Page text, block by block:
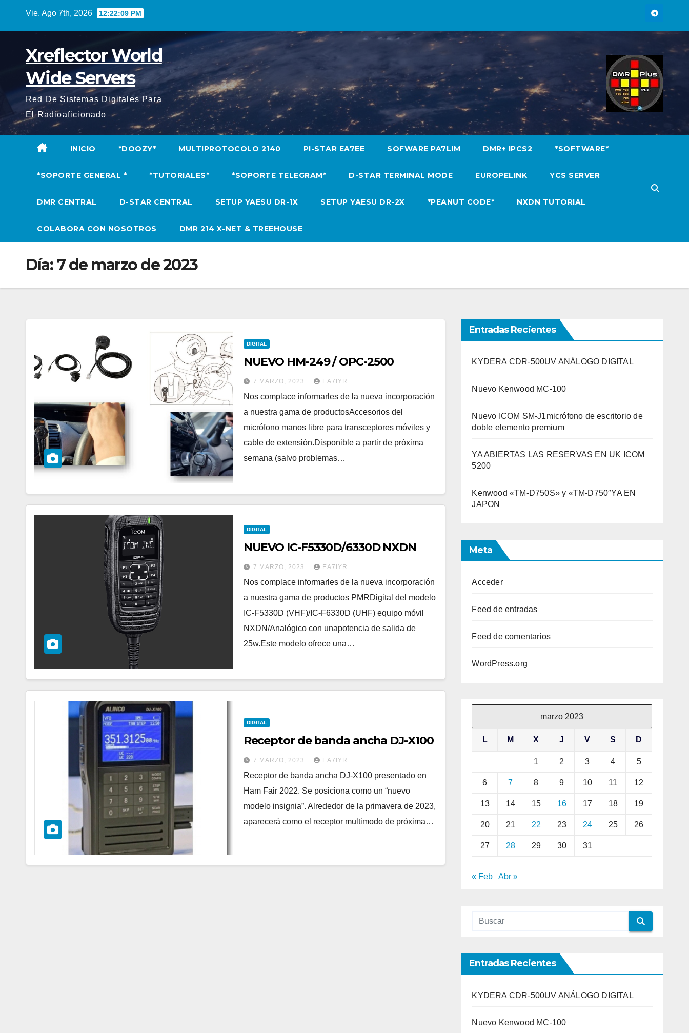
Vie. Ago 7th, 2026 12:22:10 PM
Xreflector World
Wide Servers
Red De Sistemas Digitales Para
El Radioaficionado
INICIO *DOOZY* MULTIPROTOCOLO 2140 PI-STAR EA7EE SOFWARE PA7LIM DMR+ IPCS2 *SOFTWARE*
*SOPORTE GENERAL * *TUTORIALES* *SOPORTE TELEGRAM* D-STAR TERMINAL MODE EUROPELINK YCS SERVER
DMR CENTRAL D-STAR CENTRAL SETUP YAESU DR-1X SETUP YAESU DR-2X *PEANUT CODE* NXDN TUTORIAL
COLABORA CON NOSOTROS DMR 214 X-NET & TREEHOUSE
Día:7 de marzo de 2023
DIGITAL
NUEVO HM-249 / OPC-2500
7 MARZO, 2023 EA7IYR
Nos complace informarles de la nueva incorporación
a nuestra gama de productosAccesorios del
micrófono manos libre para transceptores móviles y
cable de extensión.Disponible a partir de próxima
semana (salvo problemas…
DIGITAL
NUEVO IC-F5330D/6330D NXDN
7 MARZO, 2023 EA7IYR
Nos complace informarles de la nueva incorporación
a nuestra gama de productos PMRDigital del modelo
IC-F5330D (VHF)/IC-F6330D (UHF) equipo móvil
NXDN/Analógico con unapotencia de salida de
25w.Este modelo ofrece una…
DIGITAL
Receptor de banda ancha DJ-X100
7 MARZO, 2023 EA7IYR
Receptor de banda ancha DJ-X100 presentado en
Ham Fair 2022. Se posiciona como un “nuevo
modelo insignia”. Alrededor de la primavera de 2023,
aparecerá como el receptor multimodo de próxima…
Entradas Recientes
KYDERA CDR-500UV ANÁLOGO DIGITAL
Nuevo Kenwood MC-100
Nuevo ICOM SM-J1micrófono de escritorio de
doble elemento premium
YA ABIERTAS LAS RESERVAS EN UK ICOM
5200
Kenwood «TM-D750S» y «TM-D750″YA EN
JAPON
Meta
Acceder
Feed de entradas
Feed de comentarios
WordPress.org
marzo 2023
L M X J V S D
1 2 3 4 5
6 7 8 9 10 11 12
13 14 15 16 17 18 19
20 21 22 23 24 25 26
27 28 29 30 31
« Feb Abr »
Entradas Recientes
KYDERA CDR-500UV ANÁLOGO DIGITAL
Nuevo Kenwood MC-100